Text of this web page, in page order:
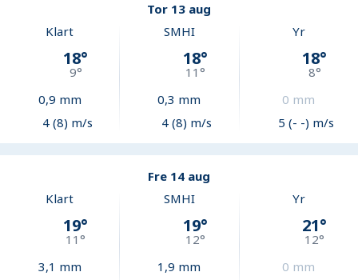
Tor 13 aug
Klart
18°
9°
0,9 mm
4 (8) m/s
SMHI
18°
11 °
0,3 mm
4 (8) m/s
Yr
18°
8°
0 mm
5 (- -) m/s
Fre 14 aug
Klart
19°
11°
3,1 mm
SMHI
19°
12°
1,9 mm
Yr
21°
12°
0 mm